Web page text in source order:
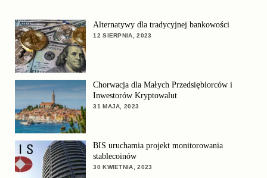
Alternatywy dla tradycyjnej bankowości
12 SIERPNIA, 2023
Chorwacja dla Małych Przedsiębiorców i
Inwestorów Kryptowalut
31 MAJA, 2023
BIS uruchamia projekt monitorowania
stablecoinów
30 KWIETNIA, 2023